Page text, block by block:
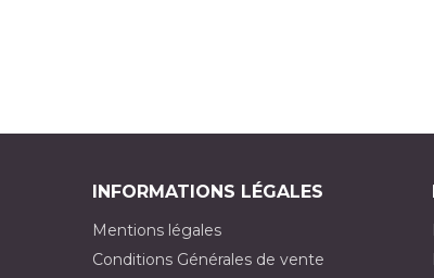
INFORMATIONS LÉGALES
Mentions légales
Conditions Générales de vente